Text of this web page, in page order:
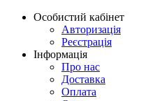
Особистий кабінет
Авторизація
Реєстрація
Інформація
Про нас
Доставка
Оплата